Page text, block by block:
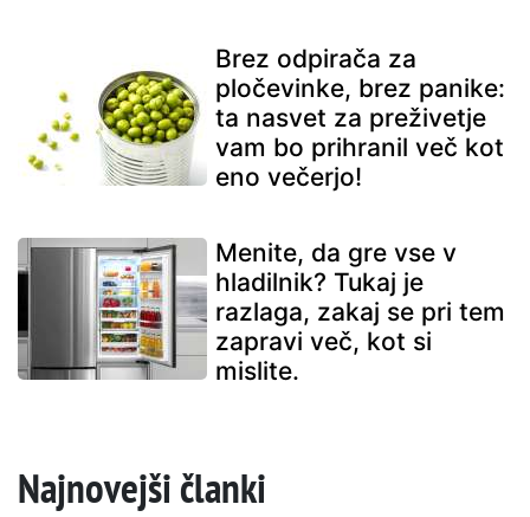
Brez odpirača za
pločevinke, brez panike:
ta nasvet za preživetje
vam bo prihranil več kot
eno večerjo!
Menite, da gre vse v
hladilnik? Tukaj je
razlaga, zakaj se pri tem
zapravi več, kot si
mislite.
Najnovejši članki